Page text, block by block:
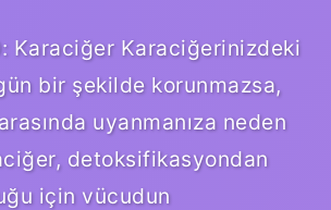
Karaciğer Karaciğerinizdeki
bir şekilde korunmazsa,
uyanmanıza neden
detoksifikasyondan
için vücudun